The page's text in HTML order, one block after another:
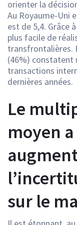
orienter la
Au Royaume-Uni
est de 5,4. Grâce
plus facile de
transfrontalières.
(46%) constatent
transactions
dernières années.
Le
moyen
sur le